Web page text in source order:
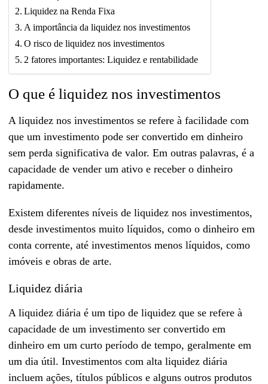
Liquidez na Renda Fixa
A importância da liquidez nos investimentos
O risco de liquidez nos investimentos
2 fatores importantes: Liquidez e rentabilidade
O que é liquidez nos investimentos
A liquidez nos investimentos se refere à facilidade com
que um investimento pode ser convertido em dinheiro
sem perda significativa de valor. Em outras palavras, é a
capacidade de vender um ativo e receber o dinheiro
rapidamente.
Existem diferentes níveis de liquidez nos investimentos,
desde investimentos muito líquidos, como o dinheiro em
conta corrente, até investimentos menos líquidos, como
imóveis e obras de arte.
Liquidez diária
A liquidez diária é um tipo de liquidez que se refere à
capacidade de um investimento ser convertido em
dinheiro em um curto período de tempo, geralmente em
um dia útil. Investimentos com alta liquidez diária
incluem ações, títulos públicos e alguns outros produtos